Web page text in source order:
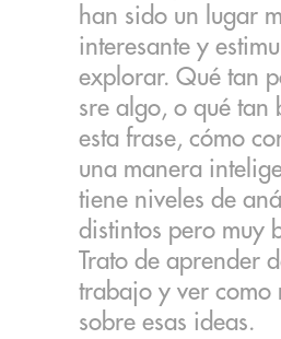
han sido un lugar
interesante y
explorar. Qué tan
sre algo, o qué tan
esta frase, cómo
una manera
tiene niveles de
distintos pero muy
Trato de aprender
trabajo y ver como
sobre esas ideas.